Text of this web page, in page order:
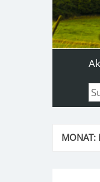
MONAT: